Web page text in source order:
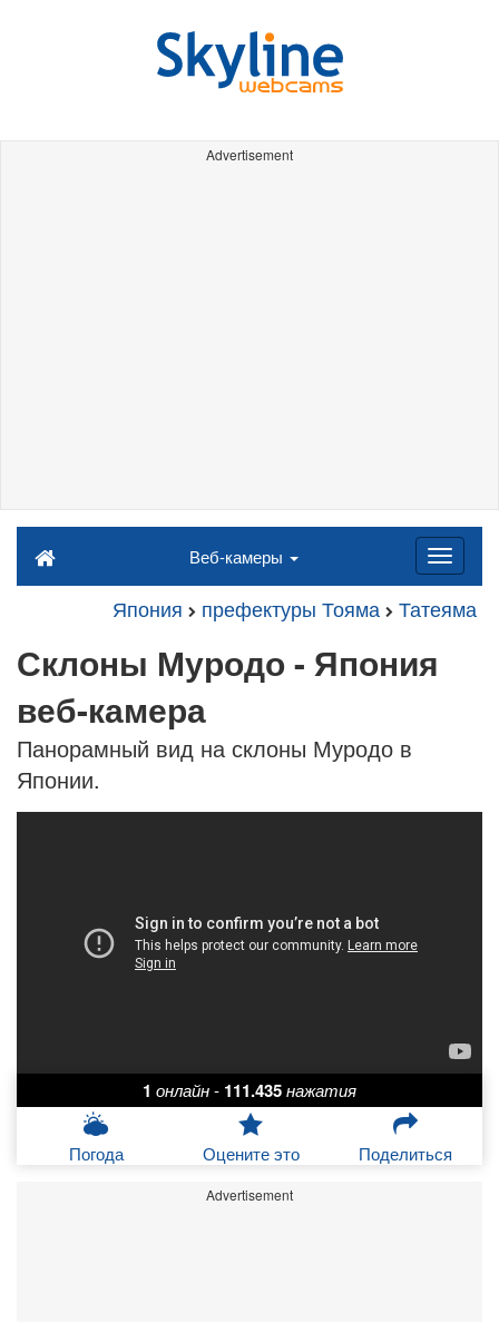
Advertisement
Веб-камеры
Япония префектуры Тояма Татеяма
Склоны Муродо - Япония
веб-камера
Панорамный вид на склоны Муродо в
Японии.
1 онлайн- 111.435нажатия
Погода Оцените это Поделиться
Advertisement